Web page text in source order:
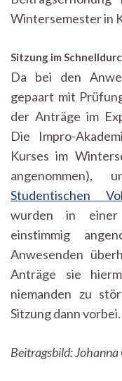
Wintersemester in
Sitzung im
Da bei den
gepaart mit
der Anträge im
Die Impro-
Kurses im
Studentischen
wurden in einer
einstimmig
Anwesenden
Anträge sie
niemanden zu
Sitzung dann vorbei.
Beitragsbild: Johanna